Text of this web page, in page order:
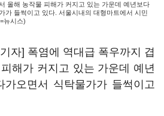
올해 농작물 피해가 커지고 있는 가운데 예년보다
가 들썩이고 있다. 서울시내의 대형마트에서 시민
뉴시스)
자] 폭염에 역대급 폭우까지 겹
해가 커지고 있는 가운데 예년
오면서 식탁물가가 들썩이고